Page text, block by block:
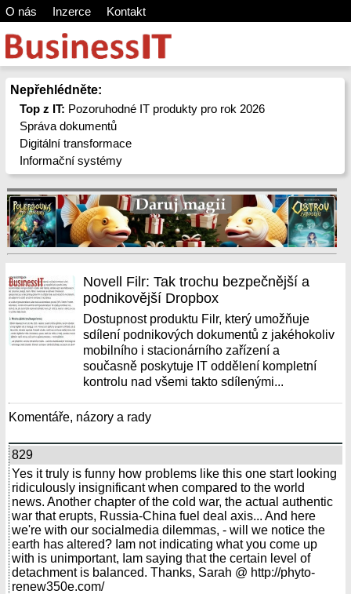
O nás Inzerce Kontakt
Nepřehlédněte:
Top z IT: Pozoruhodné IT produkty pro rok 2026
Správa dokumentů
Digitální transformace
Informační systémy
Novell Filr: Tak trochu bezpečnější a
podnikovější Dropbox
Dostupnost produktu Filr, který umožňuje
sdílení podnikových dokumentů z jakéhokoliv
mobilního i stacionárního zařízení a
současně poskytuje IT oddělení kompletní
kontrolu nad všemi takto sdílenými...
Komentáře, názory a rady
829
Yes it truly is funny how problems like this one start looking
ridiculously insignificant when compared to the world
news. Another chapter of the cold war, the actual authentic
war that erupts, Russia-China fuel deal axis... And here
we're with our socialmedia dilemmas, - will we notice the
earth has altered? Iam not indicating what you come up
with is unimportant, Iam saying that the certain level of
detachment is balanced. Thanks, Sarah @ http://phyto-
renew350e.com/